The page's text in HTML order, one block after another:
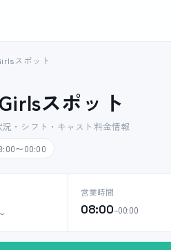
スポット
スポット
・シフト・キャスト料金情報
〜00:00
営業時間
08:00–00:00